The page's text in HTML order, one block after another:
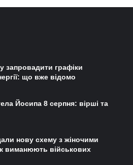
запровадити графіки
що вже відомо
Йосипа 8 серпня: вірші та
нову схему з жіночими
виманюють військових